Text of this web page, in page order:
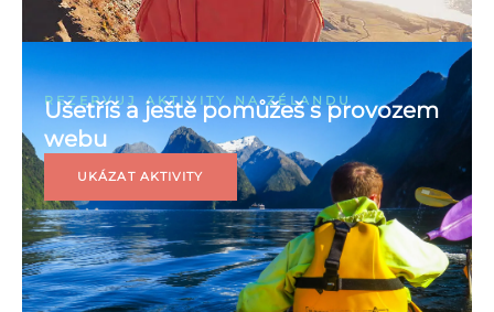
REZERVUJ AKTIVITY NA ZÉLANDU
Ušetříš a ještě pomůžeš s provozem
webu
UKÁZAT AKTIVITY